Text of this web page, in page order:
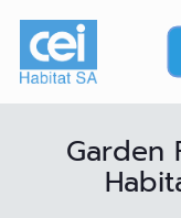
Garden